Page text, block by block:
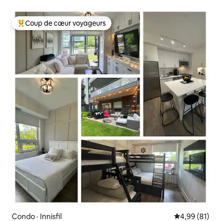
Coup de cœur voyageurs parmi les plus aimés
Coup de cœur voyageurs
Condo · Innisfil Note
4,99 (81)